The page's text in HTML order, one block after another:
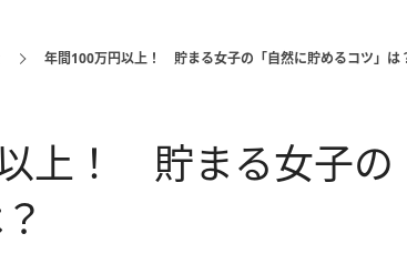
年間100万円以上！ 貯まる女子の「自然に貯めるコツ」は
上！ 貯まる女子の